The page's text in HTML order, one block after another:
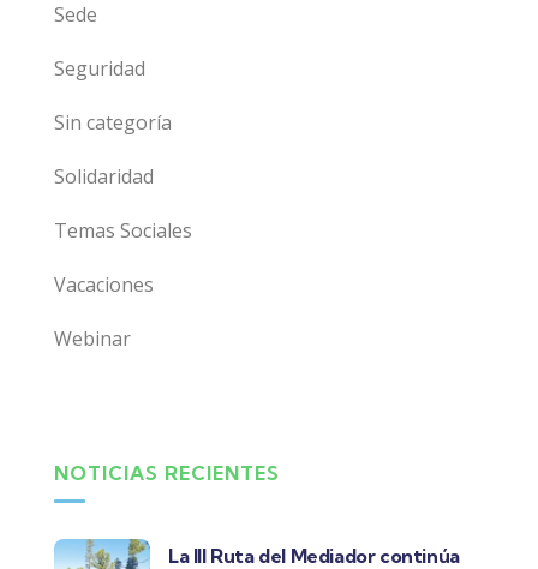
Sede
Seguridad
Sin categoría
Solidaridad
Temas Sociales
Vacaciones
Webinar
NOTICIAS RECIENTES
La III Ruta del Mediador continúa